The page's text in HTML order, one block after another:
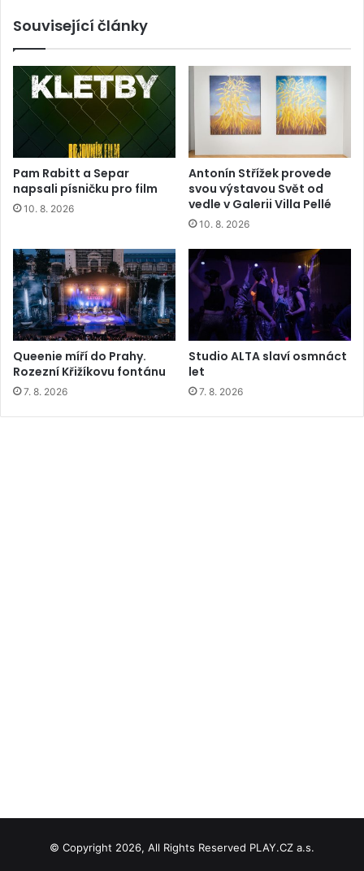
Související články
Pam Rabitt a Separ
napsali písničku pro film
10. 8. 2026
Antonín Střížek provede
svou výstavou Svět od
vedle v Galerii Villa Pellé
10. 8. 2026
Queenie míří do Prahy.
Rozezní Křižíkovu fontánu
7. 8. 2026
Studio ALTA slaví osmnáct
let
7. 8. 2026
© Copyright 2026, All Rights Reserved PLAY.CZ a.s.